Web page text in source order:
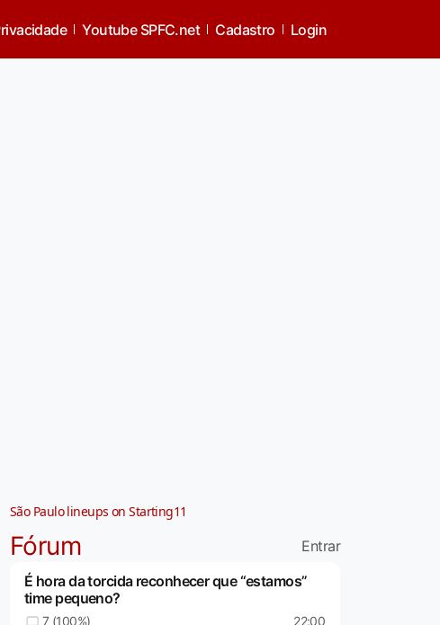
Youtube SPFC.net Cadastro Login
São Paulo lineups on Starting11
Fórum
Entrar
É hora da torcida reconhecer que “estamos”
time pequeno?
7 (100%) 22:00